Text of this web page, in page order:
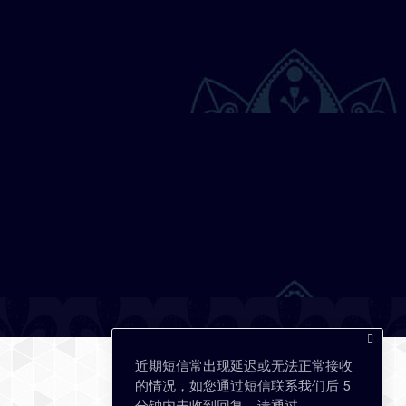
近期短信常出现延迟或无法正常接收
的情况，如您通过短信联系我们后 5